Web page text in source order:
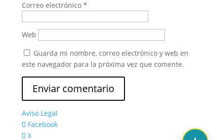
Correo electrónico *
Web
Guarda mi nombre, correo electrónico y web en
este navegador para la próxima vez que comente.
Aviso Legal
Facebook
X